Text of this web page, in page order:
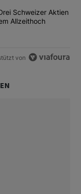
Zurich Insurance:
Schweizer Aktien
Allzeithoch
von